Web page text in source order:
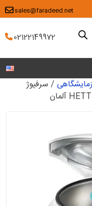
sales@faradeed.net
02122149972
/ سرفیوژ